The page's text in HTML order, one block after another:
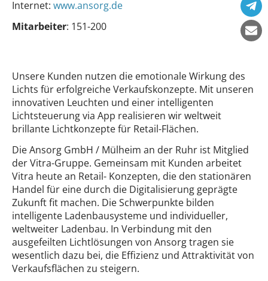
Internet: www.ansorg.de
Mitarbeiter: 151-200
Unsere Kunden nutzen die emotionale Wirkung des
Lichts für erfolgreiche Verkaufskonzepte. Mit unseren
innovativen Leuchten und einer intelligenten
Lichtsteuerung via App realisieren wir weltweit
brillante Lichtkonzepte für Retail-Flächen.
Die Ansorg GmbH / Mülheim an der Ruhr ist Mitglied
der Vitra-Gruppe. Gemeinsam mit Kunden arbeitet
Vitra heute an Retail- Konzepten, die den stationären
Handel für eine durch die Digitalisierung geprägte
Zukunft fit machen. Die Schwerpunkte bilden
intelligente Ladenbausysteme und individueller,
weltweiter Ladenbau. In Verbindung mit den
ausgefeilten Lichtlösungen von Ansorg tragen sie
wesentlich dazu bei, die Effizienz und Attraktivität von
Verkaufsflächen zu steigern.